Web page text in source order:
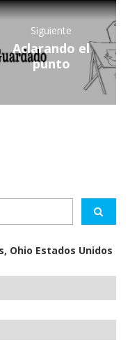
Siguiente
Aclarando el
punto
Ohio Estados Unidos